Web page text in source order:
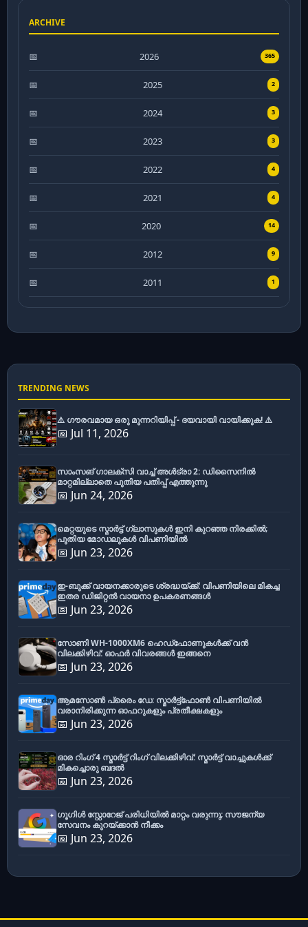
TRENDING NEWS
⚠️ ഗൗരവമായ ഒരു മുന്നറിയിപ്പ് - ദയവായി വായിക്കുക! ⚠️
📅 Jul 11, 2026
സാംസങ് ഗാലക്സി വാച്ച് അൾട്രാ 2: ഡിസൈനിൽ
മാറ്റമില്ലാതെ പുതിയ പതിപ്പ് എത്തുന്നു
📅 Jun 24, 2026
മെറ്റയുടെ സ്മാർട്ട് ഗ്ലാസുകൾ ഇനി കുറഞ്ഞ നിരക്കിൽ;
പുതിയ മോഡലുകൾ വിപണിയിൽ
📅 Jun 23, 2026
ഇ-ബുക്ക് വായനക്കാരുടെ ശ്രദ്ധയ്ക്ക്: വിപണിയിലെ മികച്ച
ഇതര ഡിജിറ്റൽ വായനാ ഉപകരണങ്ങൾ
📅 Jun 23, 2026
സോണി WH-1000XM6 ഹെഡ്‌ഫോണുകൾക്ക് വൻ
വിലക്കിഴിവ്: ഓഫർ വിവരങ്ങൾ ഇങ്ങനെ
📅 Jun 23, 2026
ആമസോൺ പ്രൈം ഡേ: സ്മാർട്ട്ഫോൺ വിപണിയിൽ
വരാനിരിക്കുന്ന ഓഫറുകളും പ്രതീക്ഷകളും
📅 Jun 23, 2026
ഓര റിംഗ് 4 സ്മാർട്ട് റിംഗ് വിലക്കിഴിവ്: സ്മാർട്ട് വാച്ചുകൾക്ക്
മികച്ചൊരു ബദൽ
📅 Jun 23, 2026
ഗൂഗിൾ സ്റ്റോറേജ് പരിധിയിൽ മാറ്റം വരുന്നു; സൗജന്യ
സേവനം കുറയ്ക്കാൻ നീക്കം
📅 Jun 23, 2026
ARCHIVE
2026 365
2025 2
2024 3
2023 3
2022 4
2021 4
2020 14
2012 9
2011 1